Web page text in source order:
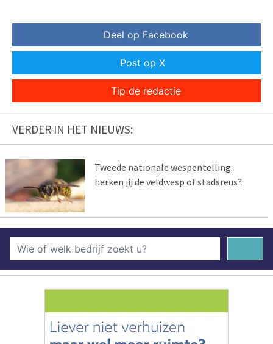
Deel op Facebook
Post op X
Tip de redactie
VERDER IN HET NIEUWS:
Tweede nationale wespentelling:
herken jij de veldwesp of stadsreus?